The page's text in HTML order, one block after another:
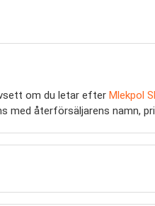
om du letar efter Mlekpol
med återförsäljarens namn,